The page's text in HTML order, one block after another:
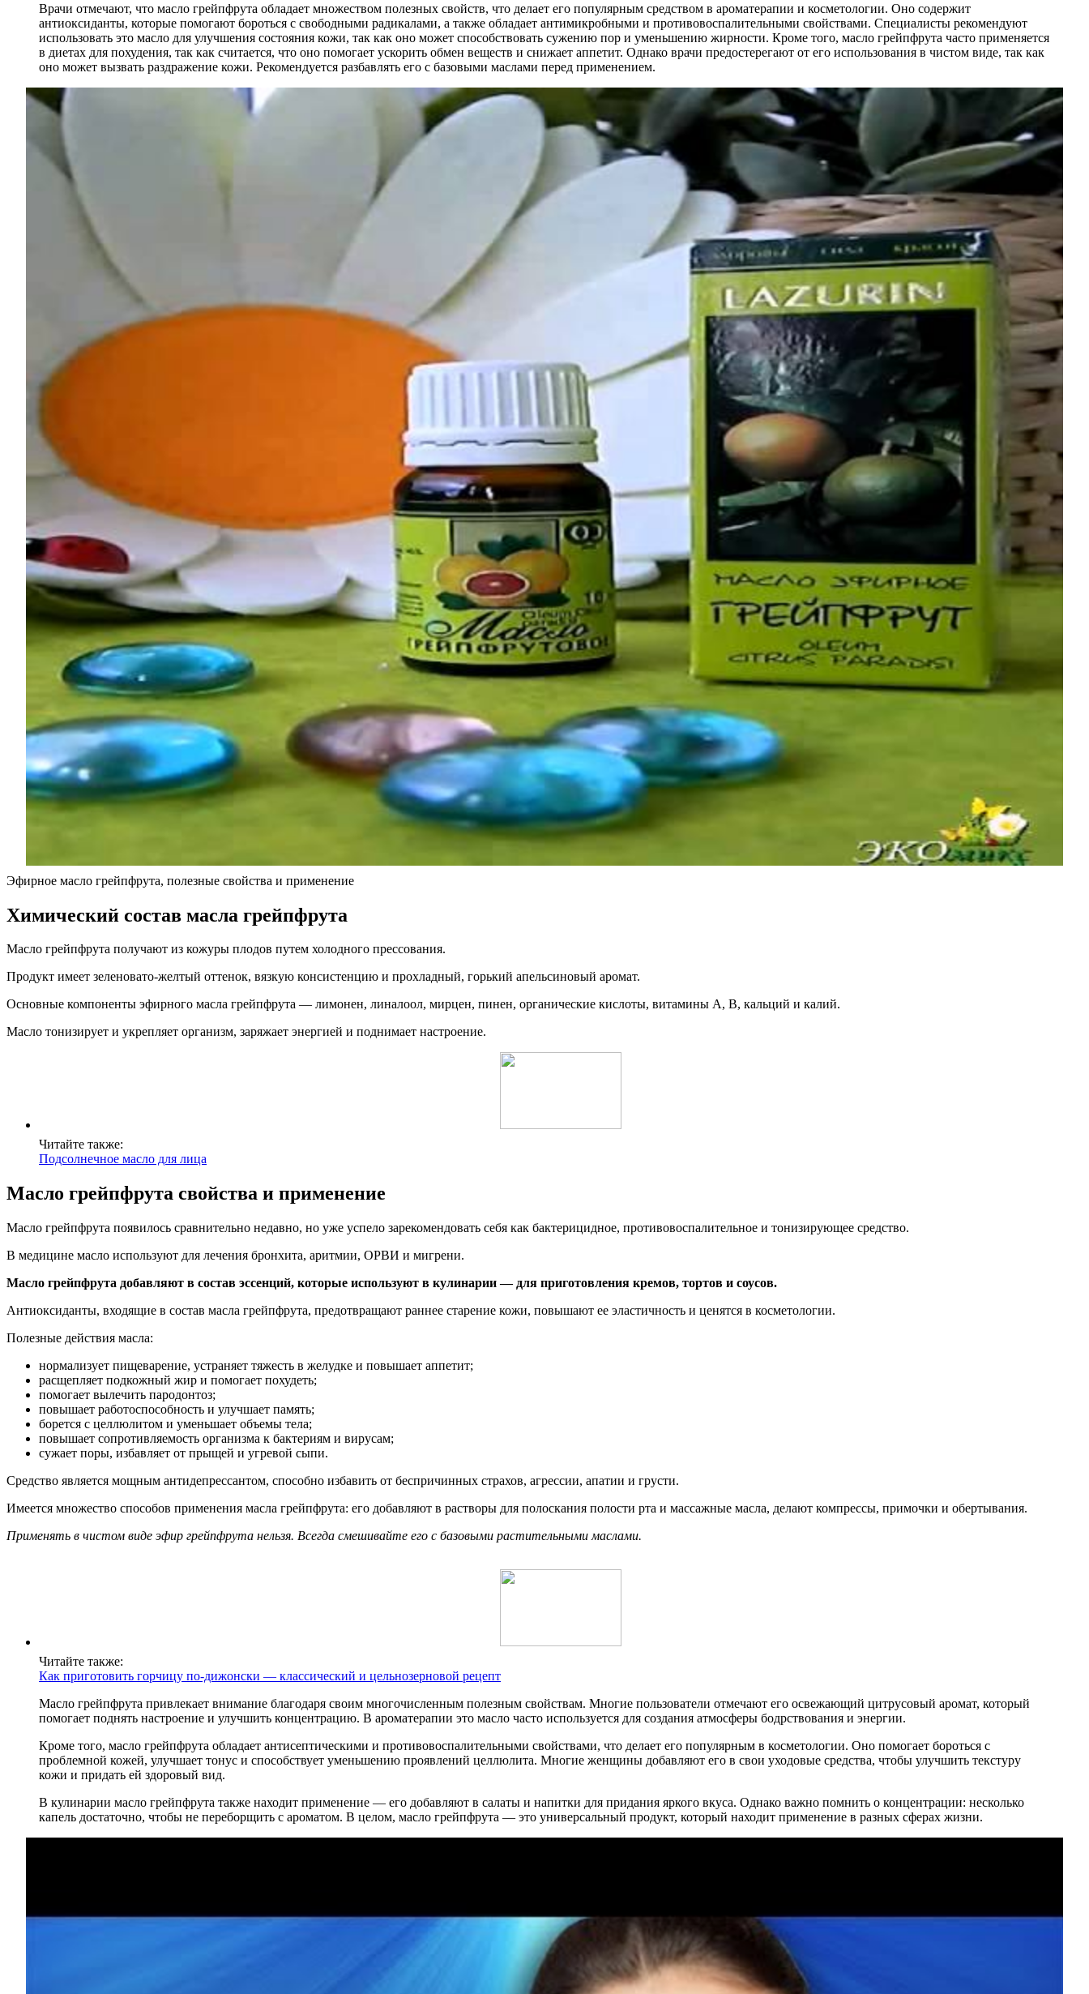
Врачи отмечают, что масло грейпфрута обладает множеством полезных свойств, что делает его популярным средством в ароматерапии и косметологии. Оно содержит
антиоксиданты, которые помогают бороться с свободными радикалами, а также обладает антимикробными и противовоспалительными свойствами. Специалисты рекомендуют
использовать это масло для улучшения состояния кожи, так как оно может способствовать сужению пор и уменьшению жирности. Кроме того, масло грейпфрута часто применяется
в диетах для похудения, так как считается, что оно помогает ускорить обмен веществ и снижает аппетит. Однако врачи предостерегают от его использования в чистом виде, так как
оно может вызвать раздражение кожи. Рекомендуется разбавлять его с базовыми маслами перед применением.
Эфирное масло грейпфрута, полезные свойства и применение
Химический состав масла грейпфрута
Масло грейпфрута получают из кожуры плодов путем холодного прессования.
Продукт имеет зеленовато-желтый оттенок, вязкую консистенцию и прохладный, горький апельсиновый аромат.
Основные компоненты эфирного масла грейпфрута — лимонен, линалоол, мирцен, пинен, органические кислоты, витамины А, В, кальций и калий.
Масло тонизирует и укрепляет организм, заряжает энергией и поднимает настроение.
Читайте также:
Подсолнечное масло для лица
Масло грейпфрута свойства и применение
Масло грейпфрута появилось сравнительно недавно, но уже успело зарекомендовать себя как бактерицидное, противовоспалительное и тонизирующее средство.
В медицине масло используют для лечения бронхита, аритмии, ОРВИ и мигрени.
Масло грейпфрута добавляют в состав эссенций, которые используют в кулинарии — для приготовления кремов, тортов и соусов.
Антиоксиданты, входящие в состав масла грейпфрута, предотвращают раннее старение кожи, повышают ее эластичность и ценятся в косметологии.
Полезные действия масла:
нормализует пищеварение, устраняет тяжесть в желудке и повышает аппетит;
расщепляет подкожный жир и помогает похудеть;
помогает вылечить пародонтоз;
повышает работоспособность и улучшает память;
борется с целлюлитом и уменьшает объемы тела;
повышает сопротивляемость организма к бактериям и вирусам;
сужает поры, избавляет от прыщей и угревой сыпи.
Средство является мощным антидепрессантом, способно избавить от беспричинных страхов, агрессии, апатии и грусти.
Имеется множество способов применения масла грейпфрута: его добавляют в растворы для полоскания полости рта и массажные масла, делают компрессы, примочки и обертывания.
Применять в чистом виде эфир грейпфрута нельзя. Всегда смешивайте его с базовыми растительными маслами.
Читайте также:
Как приготовить горчицу по-дижонски — классический и цельнозерновой рецепт
Масло грейпфрута привлекает внимание благодаря своим многочисленным полезным свойствам. Многие пользователи отмечают его освежающий цитрусовый аромат, который
помогает поднять настроение и улучшить концентрацию. В ароматерапии это масло часто используется для создания атмосферы бодрствования и энергии.
Кроме того, масло грейпфрута обладает антисептическими и противовоспалительными свойствами, что делает его популярным в косметологии. Оно помогает бороться с
проблемной кожей, улучшает тонус и способствует уменьшению проявлений целлюлита. Многие женщины добавляют его в свои уходовые средства, чтобы улучшить текстуру
кожи и придать ей здоровый вид.
В кулинарии масло грейпфрута также находит применение — его добавляют в салаты и напитки для придания яркого вкуса. Однако важно помнить о концентрации: несколько
капель достаточно, чтобы не переборщить с ароматом. В целом, масло грейпфрута — это универсальный продукт, который находит применение в разных сферах жизни.